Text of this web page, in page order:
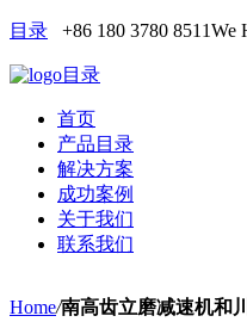
目录 +86 180 3780 8511We
目录
首页
产品目录
解决方案
成功案例
关于我们
联系我们
Home/南高齿立磨减速机和